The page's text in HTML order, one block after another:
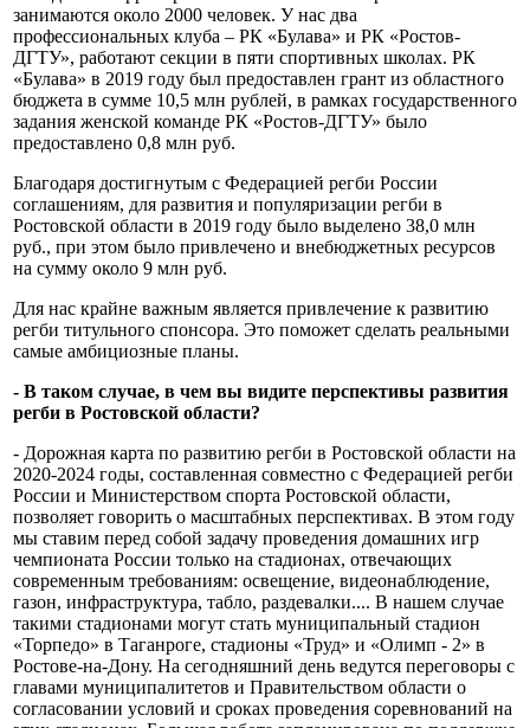
занимаются около 2000 человек. У нас два
профессиональных клуба – РК «Булава» и РК «Ростов-
ДГТУ», работают секции в пяти спортивных школах. РК
«Булава» в 2019 году был предоставлен грант из областного
бюджета в сумме 10,5 млн рублей, в рамках государственного
задания женской команде РК «Ростов-ДГТУ» было
предоставлено 0,8 млн руб.
Благодаря достигнутым с Федерацией регби России
соглашениям, для развития и популяризации регби в
Ростовской области в 2019 году было выделено 38,0 млн
руб., при этом было привлечено и внебюджетных ресурсов
на сумму около 9 млн руб.
Для нас крайне важным является привлечение к развитию
регби титульного спонсора. Это поможет сделать реальными
самые амбициозные планы.
- В таком случае, в чем вы видите перспективы развития
регби в Ростовской области?
- Дорожная карта по развитию регби в Ростовской области на
2020-2024 годы, составленная совместно с Федерацией регби
России и Министерством спорта Ростовской области,
позволяет говорить о масштабных перспективах. В этом году
мы ставим перед собой задачу проведения домашних игр
чемпионата России только на стадионах, отвечающих
современным требованиям: освещение, видеонаблюдение,
газон, инфраструктура, табло, раздевалки.... В нашем случае
такими стадионами могут стать муниципальный стадион
«Торпедо» в Таганроге, стадионы «Труд» и «Олимп - 2» в
Ростове-на-Дону. На сегодняшний день ведутся переговоры с
главами муниципалитетов и Правительством области о
согласовании условий и сроках проведения соревнований на